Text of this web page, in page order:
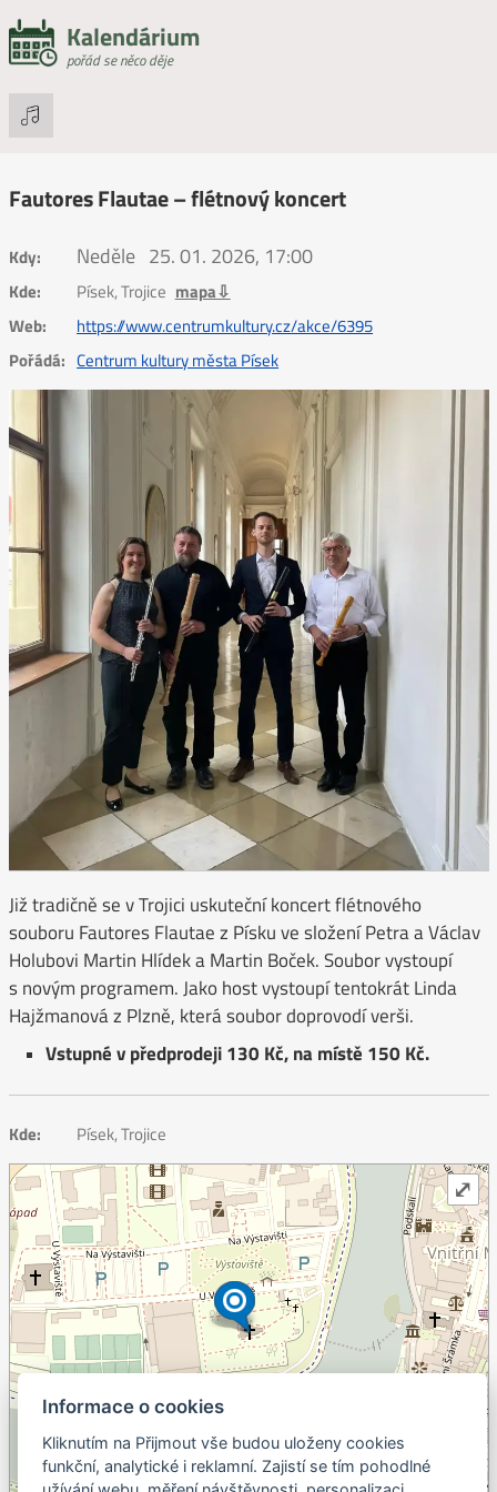
Kalendárium
pořád se něco děje
Fautores Flautae – flétnový koncert
Kdy: Neděle 25. 01. 2026, 17:00
Kde: Písek, Trojice mapa⇩
Web:
https://www.centrumkultury.cz/akce/6395
Pořádá: Centrum kultury města Písek
Již tradičně se v Trojici uskuteční koncert flétnového
souboru Fautores Flautae z Písku ve složení Petra a Václav
Holubovi Martin Hlídek a Martin Boček. Soubor vystoupí
s novým programem. Jako host vystoupí tentokrát Linda
Hajžmanová z Plzně, která soubor doprovodí verši.
Vstupné v předprodeji 130 Kč, na místě 150 Kč.
Kde: Písek, Trojice
©OpenStreetMapcontributors.
⤢
Informace o cookies
Kliknutím na Přijmout vše budou uloženy cookies
funkční, analytické i reklamní. Zajistí se tím pohodlné